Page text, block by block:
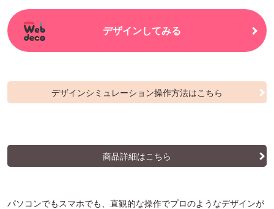
デザインしてみる
デザインシミュレーション操作方法はこちら
商品詳細はこちら
パソコンでもスマホでも、直観的な操作でプロのようなデザインが